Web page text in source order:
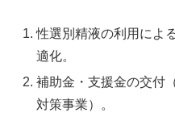
性選別精液の利用によ
適化。
補助金・支援金の交付
対策事業）。